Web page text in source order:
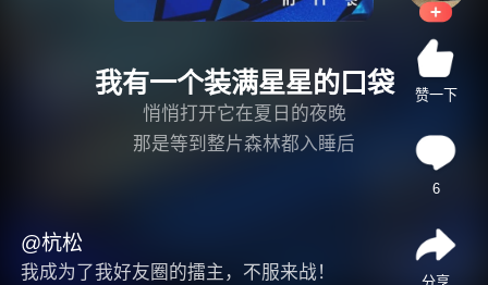
我有一个装满星星的口袋
悄悄打开它在夏日的夜晚
那是等到整片森林都入睡后
那是布满荆棘容易戳手的花呀
@杭松
我成为了我好友圈的擂主，不服来战！
赞一下
6